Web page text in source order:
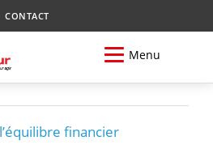
CONTACT
Menu
financier